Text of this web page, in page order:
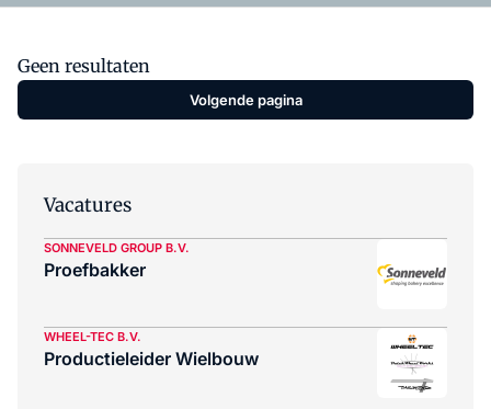
Geen resultaten
Volgende pagina
Vacatures
SONNEVELD GROUP B.V.
Proefbakker
WHEEL-TEC B.V.
Productieleider Wielbouw